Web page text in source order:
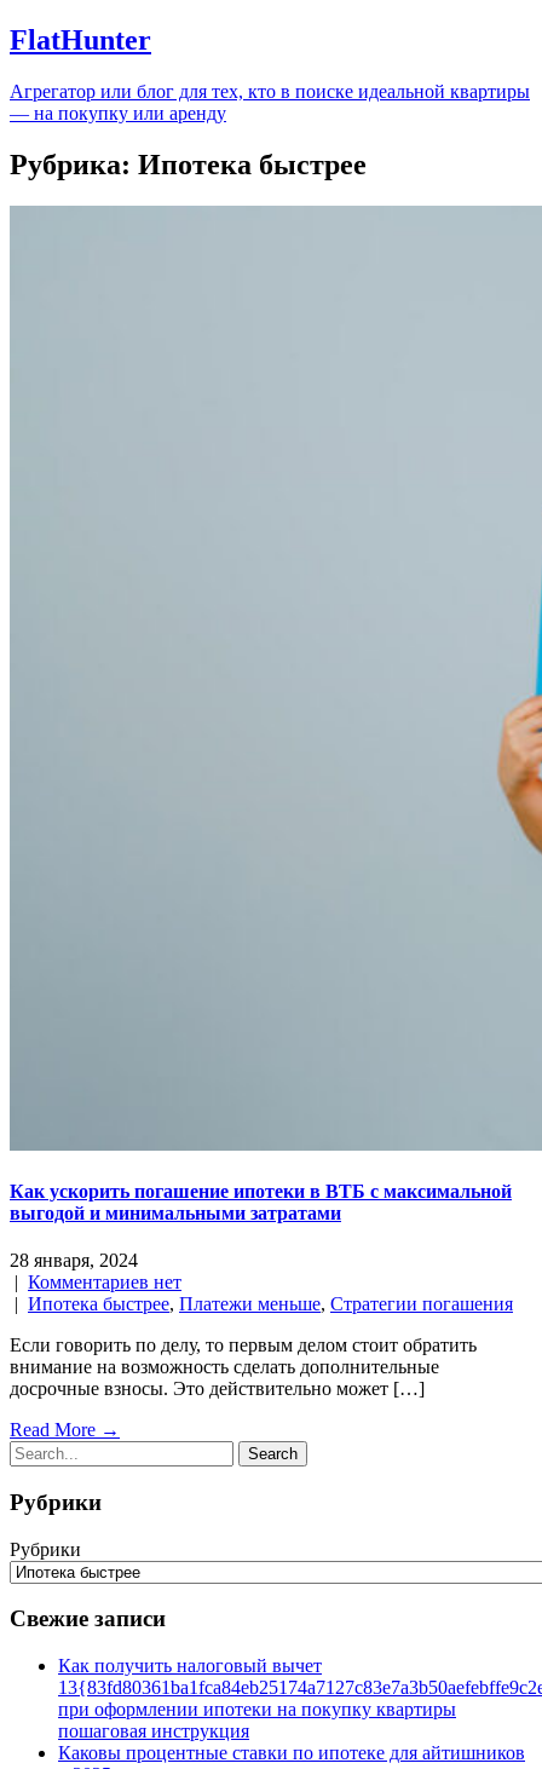
FlatHunter
Агрегатор или блог для тех, кто в поиске идеальной квартиры
— на покупку или аренду
Рубрика: Ипотека быстрее
Как ускорить погашение ипотеки в ВТБ с максимальной
выгодой и минимальными затратами
28 января, 2024
| Комментариев нет
| Ипотека быстрее, Платежи меньше, Стратегии погашения
Если говорить по делу, то первым делом стоит обратить
внимание на возможность сделать дополнительные
досрочные взносы. Это действительно может […]
Read More →
Рубрики
Рубрики
Свежие записи
Как получить налоговый вычет
при оформлении ипотеки на покупку квартиры
пошаговая инструкция
Каковы процентные ставки по ипотеке для айтишников